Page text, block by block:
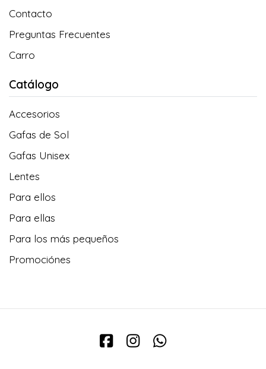
Contacto
Preguntas Frecuentes
Carro
Catálogo
Accesorios
Gafas de Sol
Gafas Unisex
Lentes
Para ellos
Para ellas
Para los más pequeños
Promociónes